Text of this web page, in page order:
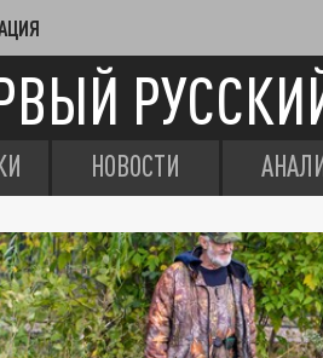
НОВОСТИ